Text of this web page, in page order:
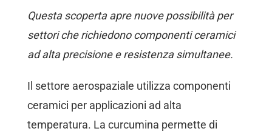
Questa scoperta apre nuove possibilità per
settori che richiedono componenti ceramici
ad alta precisione e resistenza simultanee.
Il settore aerospaziale utilizza componenti
ceramici per applicazioni ad alta
temperatura. La curcumina permette di